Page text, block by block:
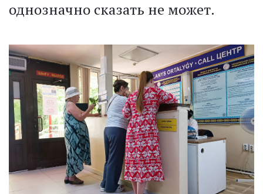
однозначно сказать не может.